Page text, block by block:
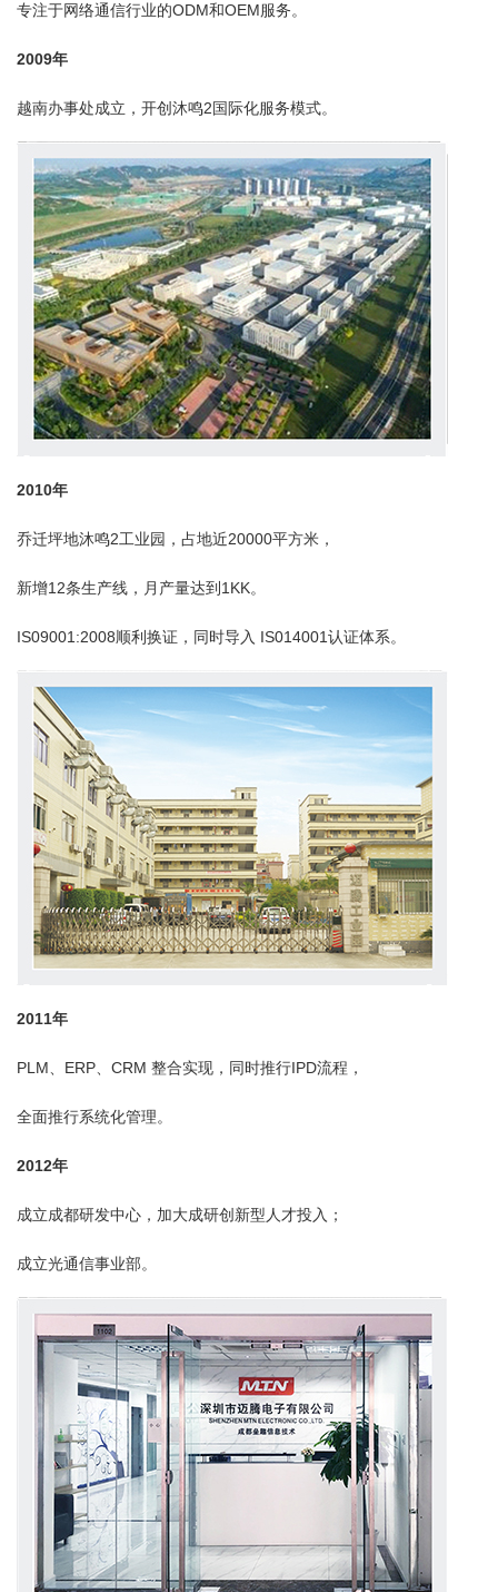
专注于网络通信行业的ODM和OEM服务。
2009年
越南办事处成立，开创沐鸣2国际化服务模式。
2010年
乔迁坪地沐鸣2工业园，占地近20000平方米，
新增12条生产线，月产量达到1KK。
IS09001:2008顺利换证，同时导入 IS014001认证体系。
2011年
PLM、ERP、CRM 整合实现，同时推行IPD流程，
全面推行系统化管理。
2012年
成立成都研发中心，加大成研创新型人才投入；
成立光通信事业部。